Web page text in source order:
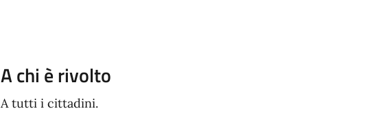
A chi è rivolto
A tutti i cittadini.